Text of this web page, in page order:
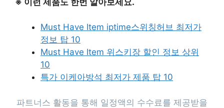
Must Have Item iptime스위칭허브 최저가
정보 탑 10
Must Have Item 위스키장 할인 정보 상위
10
특가 이케아방석 최저가 제품 탑 10
파트너스 활동을 통해 일정액의 수수료를 제공받을